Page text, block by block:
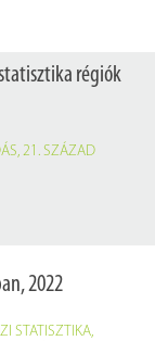
régiók
, 21. SZÁZAD
2022
STATISZTIKA,